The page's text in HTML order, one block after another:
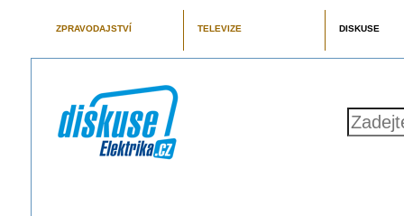
ZPRAVODAJSTVÍ TELEVIZE DISKUSE